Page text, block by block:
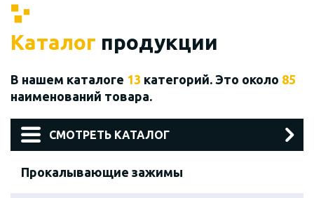
Каталог продукции
В нашем каталоге 13 категорий. Это около 85
наименований товара.
СМОТРЕТЬ КАТАЛОГ
Прокалывающие зажимы